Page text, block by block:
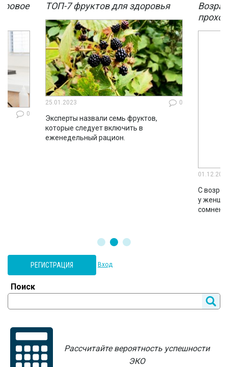
0
ТОП-7 фруктов для здоровья
25.01.2023 0
Эксперты назвали семь фруктов,
которые следует включить в
еженедельный рацион.
С
у
РЕГИСТРАЦИЯ Вход
Поиск
Рассчитайте вероятность успешности
ЭКО